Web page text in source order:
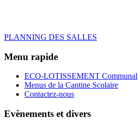
PLANNING DES SALLES
Menu rapide
ECO-LOTISSEMENT Communal
Menus de la Cantine Scolaire
Contactez-nous
Evènements et divers